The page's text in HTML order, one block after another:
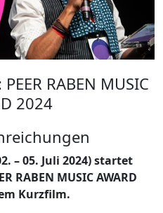
RABEN MUSIC
2024
– 05. Juli 2024) startet
RABEN MUSIC AWARD
Kurzfilm.